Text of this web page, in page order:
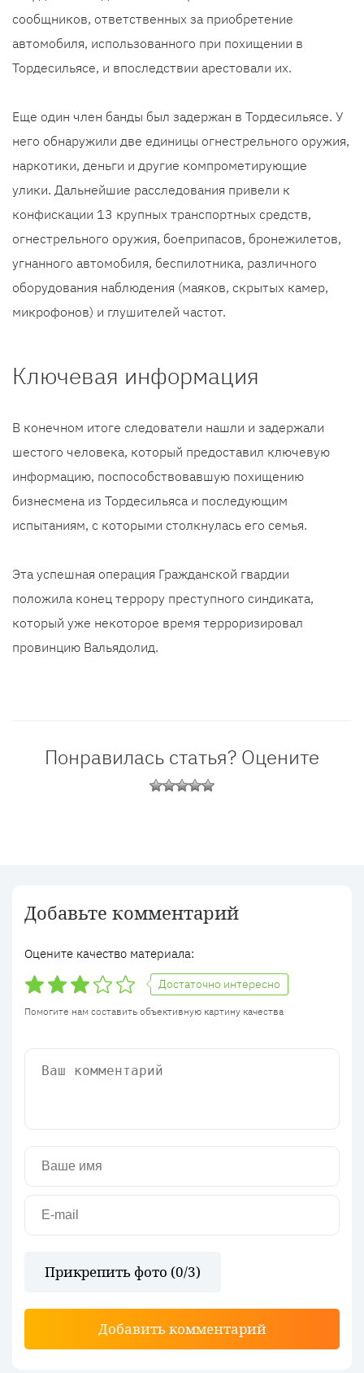
сообщников, ответственных за приобретение
автомобиля, использованного при похищении в
Тордесильясе, и впоследствии арестовали их.
Еще один член банды был задержан в Тордесильясе. У
него обнаружили две единицы огнестрельного оружия,
наркотики, деньги и другие компрометирующие
улики. Дальнейшие расследования привели к
конфискации 13 крупных транспортных средств,
огнестрельного оружия, боеприпасов, бронежилетов,
угнанного автомобиля, беспилотника, различного
оборудования наблюдения (маяков, скрытых камер,
микрофонов) и глушителей частот.
Ключевая информация
В конечном итоге следователи нашли и задержали
шестого человека, который предоставил ключевую
информацию, поспособствовавшую похищению
бизнесмена из Тордесильяса и последующим
испытаниям, с которыми столкнулась его семья.
Эта успешная операция Гражданской гвардии
положила конец террору преступного синдиката,
который уже некоторое время терроризировал
провинцию Вальядолид.
Понравилась статья? Оцените
Добавьте комментарий
Оцените качество материала:
Достаточно интересно
Помогите нам составить объективную картину качества
Прикрепить фото (0/3)
Добавить комментарий